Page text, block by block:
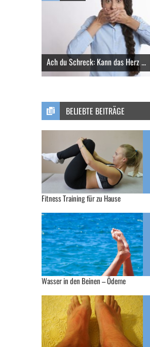
Ach du Schreck: Kann das Herz ...
BELIEBTE BEITRÄGE
Fitness Training für zu Hause
Wasser in den Beinen – Ödeme